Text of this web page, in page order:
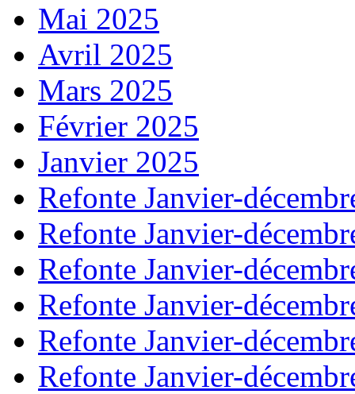
Mai 2025
Avril 2025
Mars 2025
Février 2025
Janvier 2025
Refonte Janvier-
Refonte Janvier-
Refonte Janvier-
Refonte Janvier-
Refonte Janvier-
Refonte Janvier-